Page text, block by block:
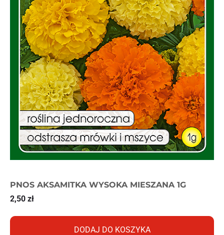
PNOS AKSAMITKA WYSOKA MIESZANA 1G
2,50 zł
DODAJ DO KOSZYKA